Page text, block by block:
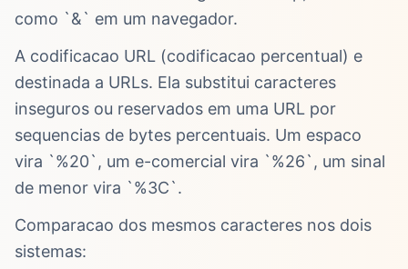
como `&` em um navegador.
A codificacao URL (codificacao percentual) e
destinada a URLs. Ela substitui caracteres
inseguros ou reservados em uma URL por
sequencias de bytes percentuais. Um espaco
vira `%20`, um e-comercial vira `%26`, um sinal
de menor vira `%3C`.
Comparacao dos mesmos caracteres nos dois
sistemas: